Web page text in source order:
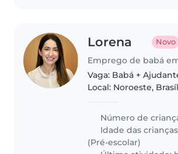
Lorena Novo
Vaga: Babá +
Local: Noroeste,
das 8h às 15h.
de uma menina de 5
período da manhã; •
Número de
Idade das
(Pré-escolar)